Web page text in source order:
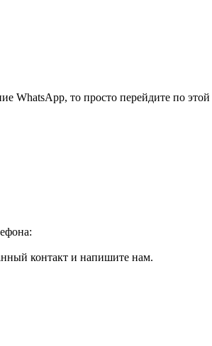
WhatsApp, то просто перейдите по этой
контакт и напишите нам.